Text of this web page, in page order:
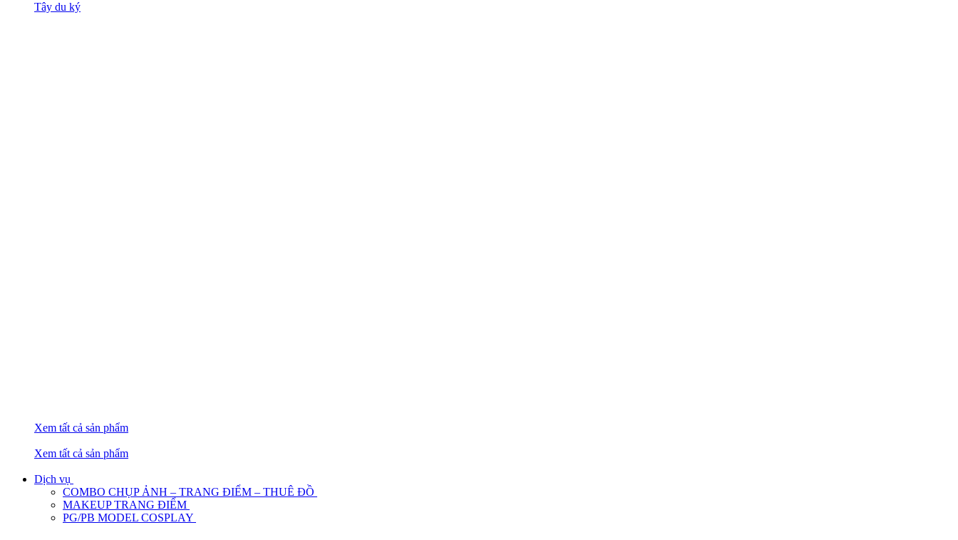
Tây du ký
Xem tất cả sản phẩm
Xem tất cả sản phẩm
Dịch vụ
COMBO CHỤP ẢNH – TRANG ĐIỂM – THUÊ ĐỒ
MAKEUP TRANG ĐIỂM
PG/PB MODEL COSPLAY